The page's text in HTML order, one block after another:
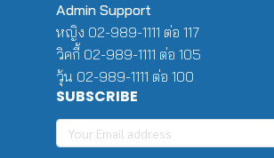
Admin Support
หญิง 02-989-1111 ต่อ 117
วิคกี้ 02-989-1111 ต่อ 105
วุ้น 02-989-1111 ต่อ 100
SUBSCRIBE